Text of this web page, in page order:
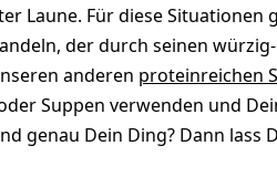
Laune. Für diese
der durch seinen
anderen proteinreichen
Suppen verwenden und
genau Dein Ding? Dann lass